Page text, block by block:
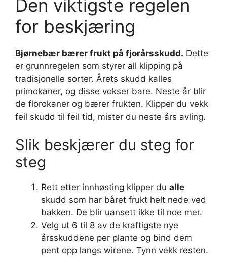
Den viktigste regelen
for beskjæring
Bjørnebær bærer frukt på fjorårsskudd. Dette
er grunnregelen som styrer all klipping på
tradisjonelle sorter. Årets skudd kalles
primokaner, og disse vokser bare. Neste år blir
de florokaner og bærer frukten. Klipper du vekk
feil skudd til feil tid, mister du neste års avling.
Slik beskjærer du steg for
steg
Rett etter innhøsting klipper du alle
skudd som har båret frukt helt nede ved
bakken. De blir uansett ikke til noe mer.
Velg ut 6 til 8 av de kraftigste nye
årsskuddene per plante og bind dem
pent opp langs wirene. Tynn vekk resten.